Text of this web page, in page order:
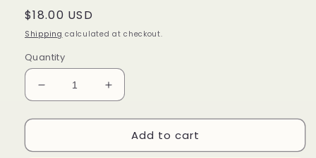
Regular
price
$18.00 USD
Shipping calculated at checkout.
Quantity
Decrease
quantity
for
Mask-
Increase
quantity
for
Jelly
Mask-
Add to cart